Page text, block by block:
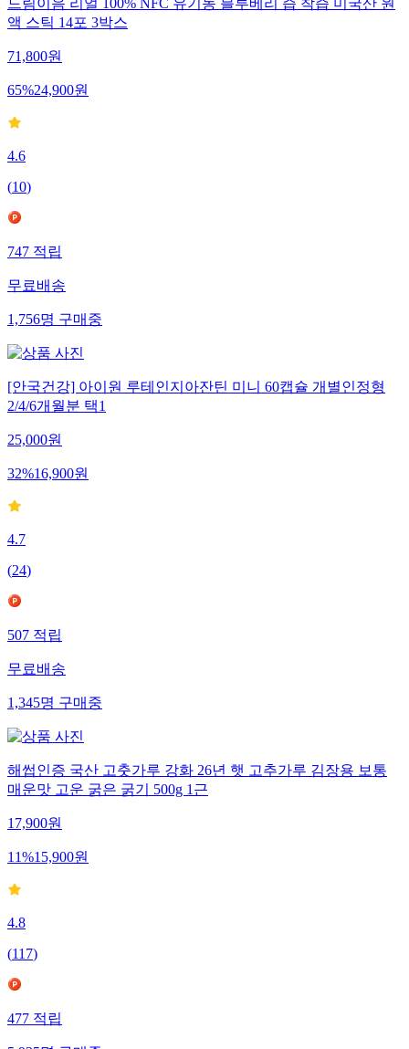
드림이음 리얼 100% NFC 유기농 블루베리 즙 착즙 미국산 원
액 스틱 14포 3박스
71,800원
65%24,900원
4.6
(10)
747적립
무료배송
1,756명구매중
[안국건강] 아이원 루테인지아잔틴 미니 60캡슐 개별인정형
2/4/6개월분 택1
25,000원
32%16,900원
4.7
(24)
507적립
무료배송
1,345명구매중
해썹인증 국산 고춧가루 강화 26년 햇 고추가루 김장용 보통
매운맛 고운 굵은 굵기 500g 1근
17,900원
11%15,900원
4.8
(117)
477적립